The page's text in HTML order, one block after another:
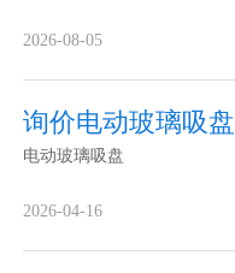
2026-08-05
询价电动玻璃吸盘
电动玻璃吸盘
2026-04-16